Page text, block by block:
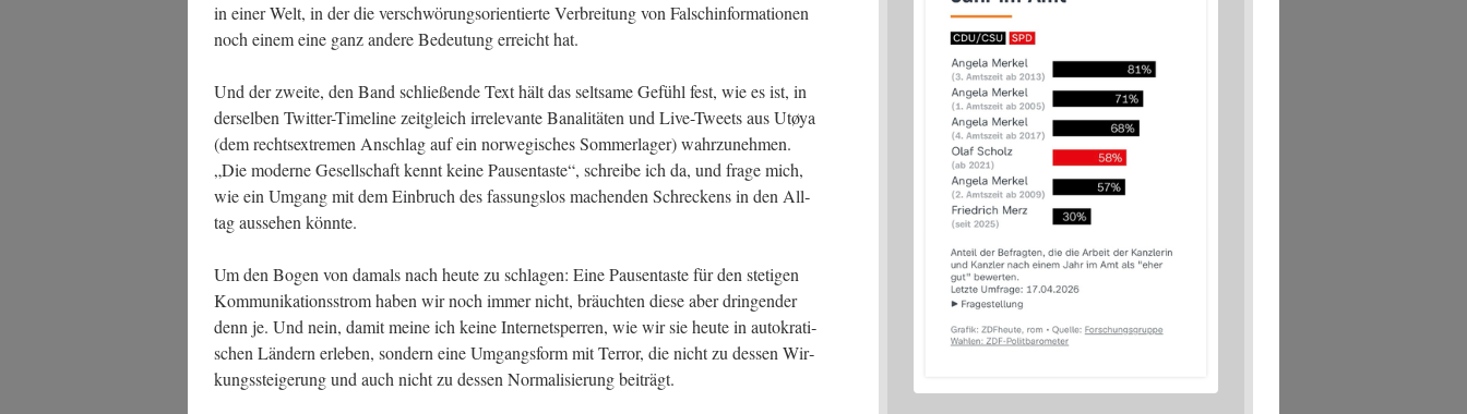
in einer Welt, in der die ver­schwö­rungs­ori­en­tier­te Ver­brei­tung von Falsch­in­for­ma­tio­nen
noch einem eine ganz ande­re Bedeu­tung erreicht hat.
Und der zwei­te, den Band schlie­ßen­de Text hält das selt­sa­me Gefühl fest, wie es ist, in
der­sel­ben Twit­ter-Time­line zeit­gleich irrele­van­te Bana­li­tä­ten und Live-Tweets aus Utøya
(dem rechts­extre­men Anschlag auf ein nor­we­gi­sches Som­mer­la­ger) wahr­zu­neh­men.
„Die moder­ne Gesell­schaft kennt kei­ne Pau­sen­tas­te“, schrei­be ich da, und fra­ge mich,
wie ein Umgang mit dem Ein­bruch des fas­sungs­los machen­den Schre­ckens in den All­
tag aus­se­hen könnte.
Um den Bogen von damals nach heu­te zu schla­gen: Eine Pau­sen­tas­te für den ste­ti­gen
Kom­mu­ni­ka­ti­ons­strom haben wir noch immer nicht, bräuch­ten die­se aber drin­gen­der
denn je. Und nein, damit mei­ne ich kei­ne Inter­net­sper­ren, wie wir sie heu­te in auto­kra­ti­
schen Län­dern erle­ben, son­dern eine Umgangs­form mit Ter­ror, die nicht zu des­sen Wir­
kungs­stei­ge­rung und auch nicht zu des­sen Nor­ma­li­sie­rung beiträgt.